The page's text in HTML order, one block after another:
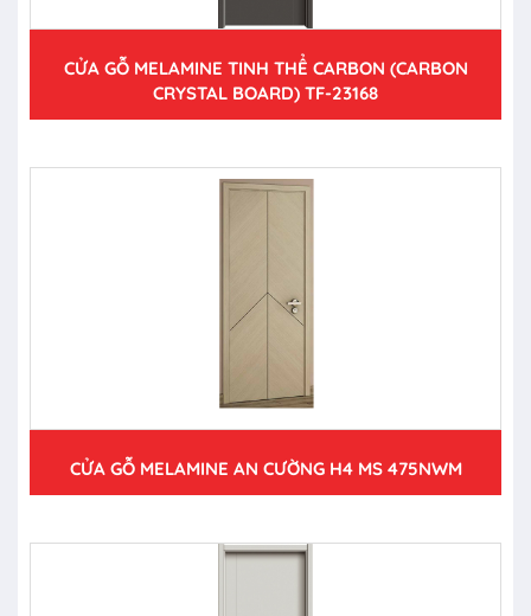
CỬA GỖ MELAMINE TINH THỂ CARBON (CARBON
CRYSTAL BOARD) TF-23168
CỬA GỖ MELAMINE AN CƯỜNG H4 MS 475NWM